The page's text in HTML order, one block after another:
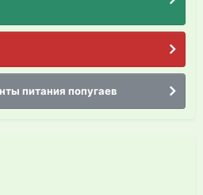
питания попугаев